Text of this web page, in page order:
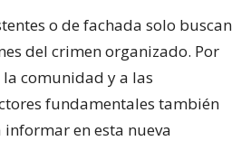
o de fachada solo buscan
del crimen organizado. Por
comunidad y a las
fundamentales también
informar en esta nueva